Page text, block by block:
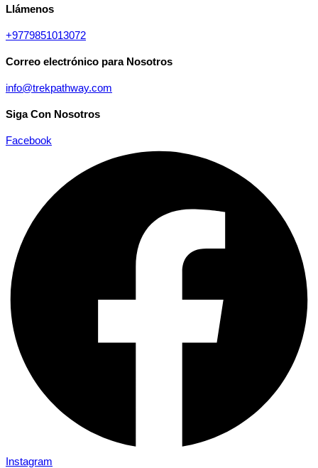
Llámenos
+9779851013072
Correo electrónico para Nosotros
info@trekpathway.com
Siga Con Nosotros
Facebook
Instagram